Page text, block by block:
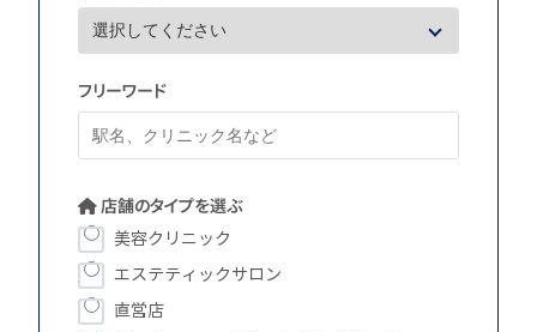
フリーワード
店舗のタイプを選ぶ
美容クリニック
エステティックサロン
直営店